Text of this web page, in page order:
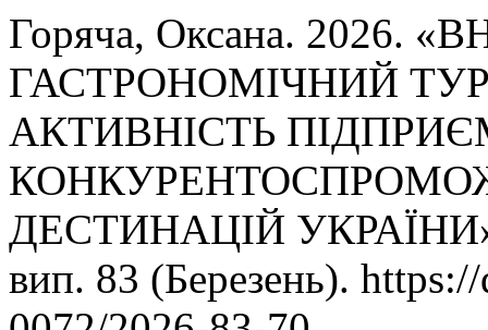
Горяча, Оксана. 2026.
ГАСТРОНОМІЧНИЙ
АКТИВНІСТЬ
ДЕСТИНАЦІЙ
вип. 83 (Березень).